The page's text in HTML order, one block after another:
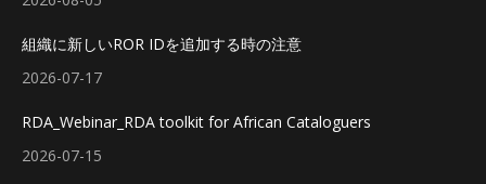
組織に新しいROR IDを追加する時の注意
2026-07-17
RDA_Webinar_RDA toolkit for African Cataloguers
2026-07-15